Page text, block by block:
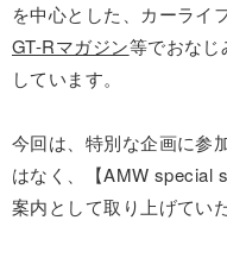
を中心とした、カーライ
GT-Rマガジン等でおな
しています。
今回は、特別な企画に参
はなく、【AMW special
案内として取り上げてい